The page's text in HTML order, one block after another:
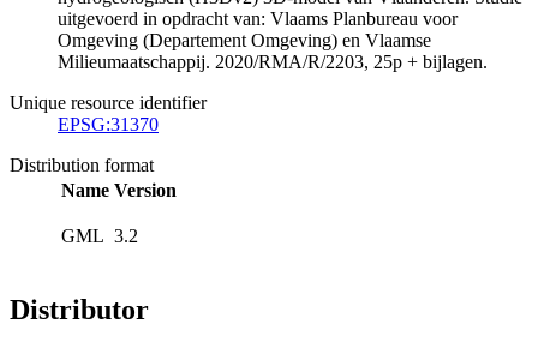
uitgevoerd in opdracht van: Vlaams Planbureau voor
Omgeving (Departement Omgeving) en Vlaamse
Milieumaatschappij. 2020/RMA/R/2203, 25p + bijlagen.
Unique resource identifier
EPSG:31370
Distribution format
Name Version
GML 3.2
Distributor